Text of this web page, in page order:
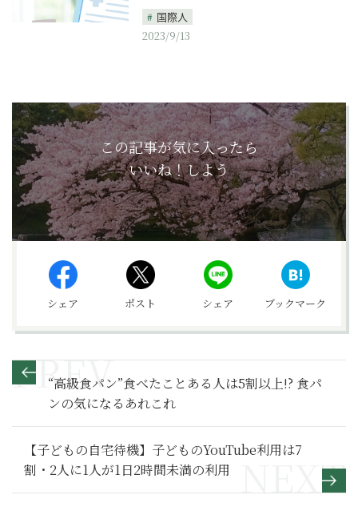
国際人
2023/9/13
この記事が気に入ったら
いいね！しよう
シェア ポスト シェア ブックマーク
“高級食パン”食べたことある人は5割以上!? 食パ
ンの気になるあれこれ
【子どもの自宅待機】子どものYouTube利用は7
割・2人に1人が1日2時間未満の利用